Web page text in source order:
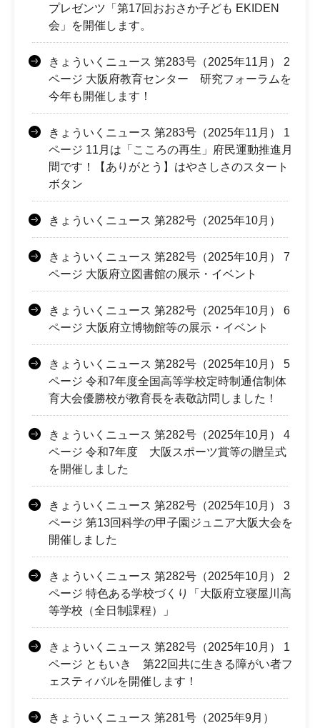
プレゼンツ「第17回おおさか子ども EKIDEN
会」を開催します。
きょういくニュース 第283号（2025年11月） 2
ページ 大阪府教育センター 研究フォーラムを
今年も開催します！
きょういくニュース 第283号（2025年11月） 1
ページ 11月は「こころの再生」府民運動推進月
間です！【ありがとう】はやさしさのスタート
ボタン
きょういくニュース 第282号（2025年10月）
きょういくニュース 第282号（2025年10月） 7
ページ 大阪府立図書館の展示・イベント
きょういくニュース 第282号（2025年10月） 6
ページ 大阪府立博物館等の展示・イベント
きょういくニュース 第282号（2025年10月） 5
ページ 令和7年度全国高等学校定時制通信制体
育大会優勝校が教育長を表敬訪問しました！
きょういくニュース 第282号（2025年10月） 4
ページ 令和7年度 大阪スポーツ賞等の贈呈式
を開催しました
きょういくニュース 第282号（2025年10月） 3
ページ 第13回科学の甲子園ジュニア大阪大会を
開催しました
きょういくニュース 第282号（2025年10月） 2
ページ 特色ある学校づくり「大阪府立寝屋川高
等学校（全日制課程）」
きょういくニュース 第282号（2025年10月） 1
ページ ともいき 第22回共に生きる障がい者フ
ェスティバルを開催します！
きょういくニュース 第281号（2025年9月）